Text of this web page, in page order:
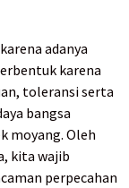
adanya
karena
toleransi serta
bangsa
moyang. Oleh
kita wajib
perpecahan